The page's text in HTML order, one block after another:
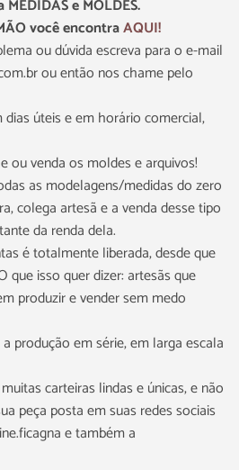
e MOLDES.
você encontraAQUI!
ou dúvida escreva para o e-mail
ou então nos chame pelo
úteis e em horário comercial,
ou venda os moldes e arquivos!
as modelagens/medidas do zero
colega artesã e a venda desse tipo
da renda dela.
é totalmente liberada, desde que
que isso quer dizer: artesãs que
produzir e vender sem medo
produção em série, em larga escala
carteiras lindas e únicas, e não
peça posta em suas redes sociais
e também a